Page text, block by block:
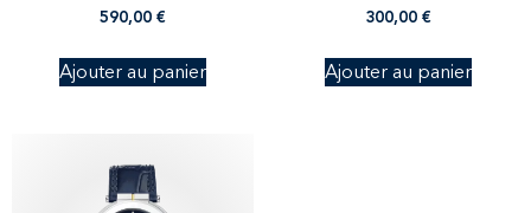
590,00 €
Ajouter au panier
300,00 €
Ajouter au panier